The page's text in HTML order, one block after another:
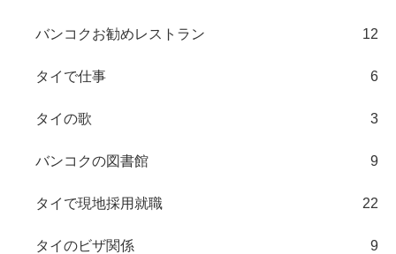
バンコクお勧めレストラン 12
タイで仕事 6
タイの歌 3
バンコクの図書館 9
タイで現地採用就職 22
タイのビザ関係 9